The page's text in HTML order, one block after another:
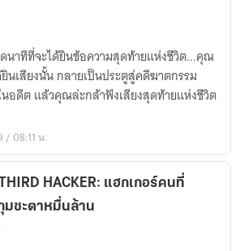
นาทีที่จะได้ยินข้อความสุดท้ายแห่งชีวิต...คุณ
ท้ายแห่งชีวิต
/ 08:11 น.
HACKER: แฮกเกอร์คนที่
มชะตาหมื่นล้าน